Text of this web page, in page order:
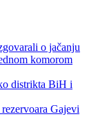
o jačanju
komorom
distrikta BiH i
Gajevi